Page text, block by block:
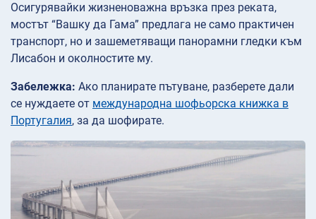
Осигурявайки жизненоважна връзка през реката,
мостът “Вашку да Гама” предлага не само практичен
транспорт, но и зашеметяващи панорамни гледки към
Лисабон и околностите му.
Забележка: Ако планирате пътуване, разберете дали
се нуждаете от международна шофьорска книжка в
Португалия, за да шофирате.